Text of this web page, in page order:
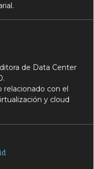
de Data Center
relacionado con el
y cloud